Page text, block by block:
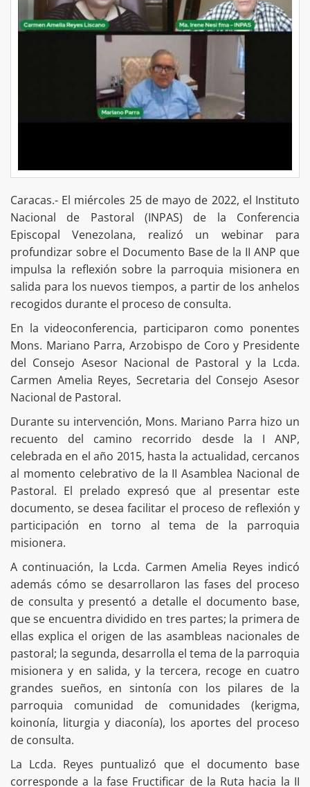
Caracas.- El miércoles 25 de mayo de 2022, el Instituto
Nacional de Pastoral (INPAS) de la Conferencia
Episcopal Venezolana, realizó un webinar para
profundizar sobre el Documento Base de la II ANP que
impulsa la reflexión sobre la parroquia misionera en
salida para los nuevos tiempos, a partir de los anhelos
recogidos durante el proceso de consulta.
En la videoconferencia, participaron como ponentes
Mons. Mariano Parra, Arzobispo de Coro y Presidente
del Consejo Asesor Nacional de Pastoral y la Lcda.
Carmen Amelia Reyes, Secretaria del Consejo Asesor
Nacional de Pastoral.
Durante su intervención, Mons. Mariano Parra hizo un
recuento del camino recorrido desde la I ANP,
celebrada en el año 2015, hasta la actualidad, cercanos
al momento celebrativo de la II Asamblea Nacional de
Pastoral. El prelado expresó que al presentar este
documento, se desea facilitar el proceso de reflexión y
participación en torno al tema de la parroquia
misionera.
A continuación, la Lcda. Carmen Amelia Reyes indicó
además cómo se desarrollaron las fases del proceso
de consulta y presentó a detalle el documento base,
que se encuentra dividido en tres partes; la primera de
ellas explica el origen de las asambleas nacionales de
pastoral; la segunda, desarrolla el tema de la parroquia
misionera y en salida, y la tercera, recoge en cuatro
grandes sueños, en sintonía con los pilares de la
parroquia comunidad de comunidades (kerigma,
koinonía, liturgia y diaconía), los aportes del proceso
de consulta.
La Lcda. Reyes puntualizó que el documento base
corresponde a la fase Fructificar de la Ruta hacia la II